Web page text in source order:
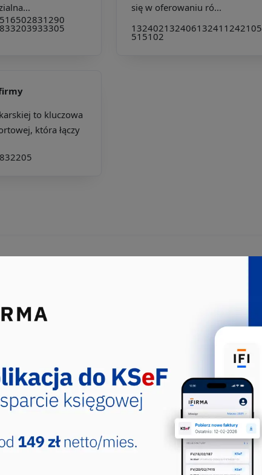
516502831290
833203933305
się w oferowaniu ró...
132402132406132411 242105
515102
to kluczowa
która łączy
832205
występowały we
1 razem z 49.32.Z:
obejmuje: - działalność związaną z przewozem osób lub
realizow...
wybrało 46 użytkowników aplikacji CEIDG. Sekcja H, Dział:
detaliczna prowadzona przez domy sprzedaży